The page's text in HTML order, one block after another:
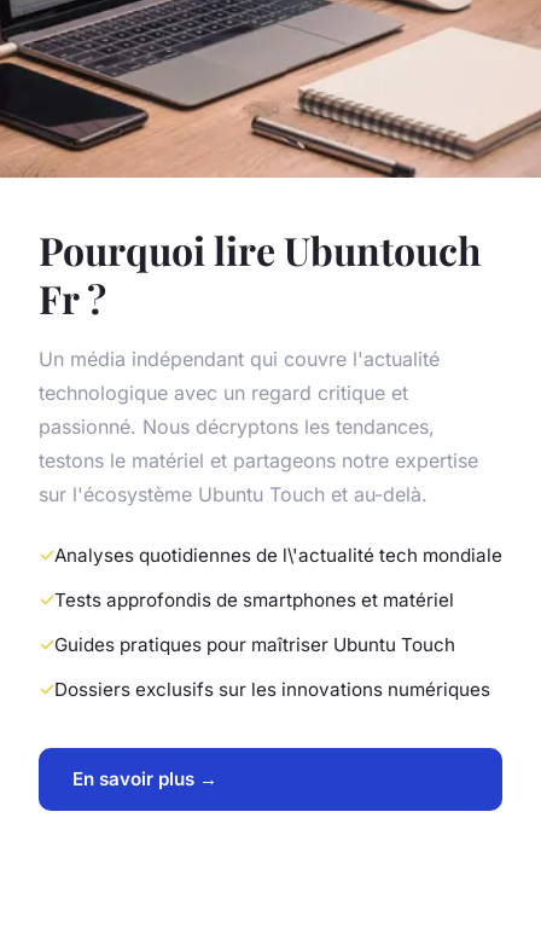
Pourquoi lire Ubuntouch
Fr ?
Un média indépendant qui couvre l'actualité
technologique avec un regard critique et
passionné. Nous décryptons les tendances,
testons le matériel et partageons notre expertise
sur l'écosystème Ubuntu Touch et au-delà.
Analyses quotidiennes de l\'actualité tech mondiale
Tests approfondis de smartphones et matériel
Guides pratiques pour maîtriser Ubuntu Touch
Dossiers exclusifs sur les innovations numériques
En savoir plus →